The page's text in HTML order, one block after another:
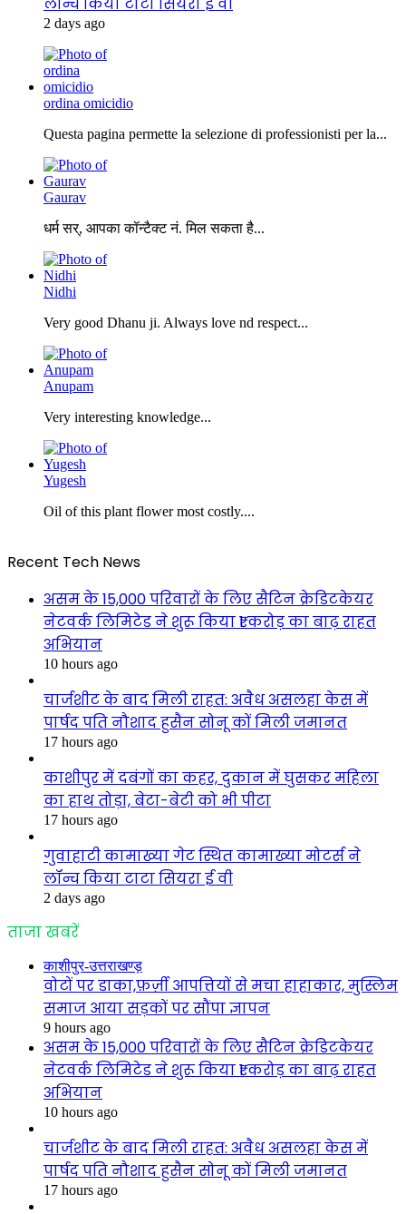
2 days ago
ordina omicidio
Questa pagina permette la selezione di professionisti per la...
Gaurav
धर्म सर्, आपका कॉन्टैक्ट नं. मिल सकता है...
Nidhi
Very good Dhanu ji. Always love nd respect...
Anupam
Very interesting knowledge...
Yugesh
Oil of this plant flower most costly....
Recent Tech News
असम के 15,000 परिवारों के लिए सैटिन क्रेडिटकेयर
नेटवर्क लिमिटेड ने शुरू किया ₹1 करोड़ का बाढ़ राहत
अभियान
10 hours ago
चार्जशीट के बाद मिली राहत: अवैध असलहा केस में
पार्षद पति नौशाद हुसैन सोनू कों मिली जमानत
17 hours ago
काशीपुर में दबंगों का कहर, दुकान में घुसकर महिला
का हाथ तोड़ा, बेटा-बेटी को भी पीटा
17 hours ago
गुवाहाटी कामाख्या गेट स्थित कामाख्या मोटर्स ने
लॉन्च किया टाटा सियरा ई वी
2 days ago
ताजा खबरें
काशीपुर-उत्तराखण्ड़
वोटों पर डाका,फ़र्ज़ी आपत्तियों से मचा हाहाकार, मुस्लिम
समाज आया सड़कों पर सौंपा ज्ञापन
9 hours ago
असम के 15,000 परिवारों के लिए सैटिन क्रेडिटकेयर
नेटवर्क लिमिटेड ने शुरू किया ₹1 करोड़ का बाढ़ राहत
अभियान
10 hours ago
चार्जशीट के बाद मिली राहत: अवैध असलहा केस में
पार्षद पति नौशाद हुसैन सोनू कों मिली जमानत
17 hours ago